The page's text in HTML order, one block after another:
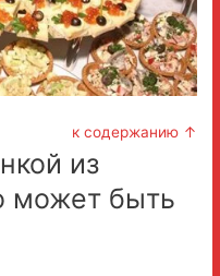
к содержанию ↑
из
может быть